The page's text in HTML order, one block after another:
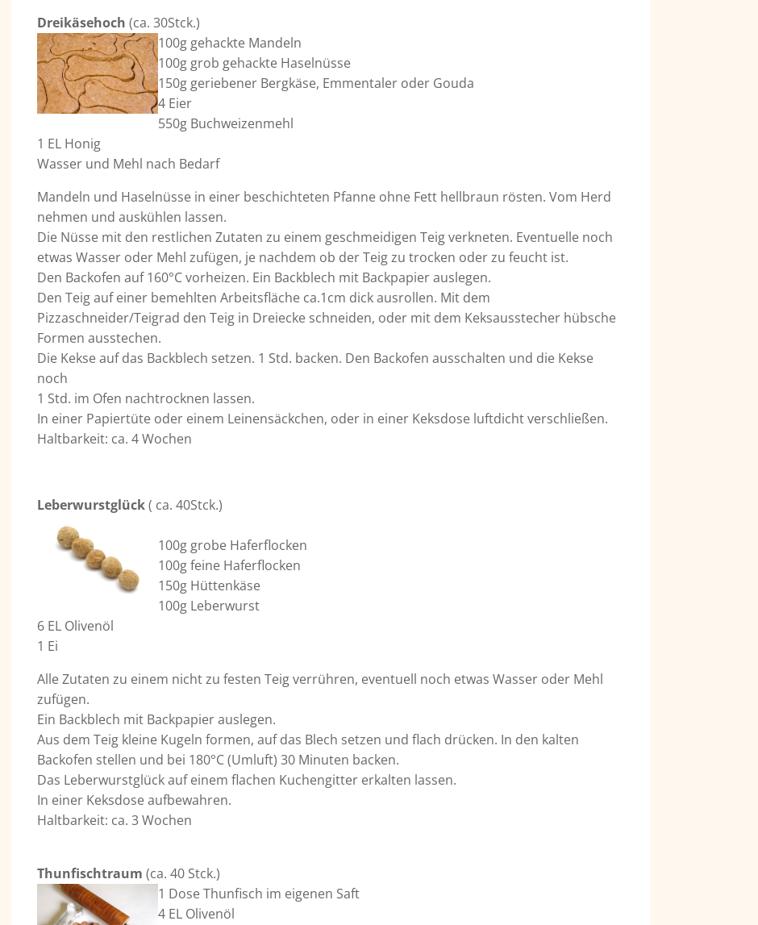
Dreikäsehoch (ca. 30Stck.)
100g gehackte Mandeln
100g grob gehackte Haselnüsse
150g geriebener Bergkäse, Emmentaler oder Gouda
4 Eier
550g Buchweizenmehl
1 EL Honig
Wasser und Mehl nach Bedarf
Mandeln und Haselnüsse in einer beschichteten Pfanne ohne Fett hellbraun rösten. Vom Herd
nehmen und auskühlen lassen.
Die Nüsse mit den restlichen Zutaten zu einem geschmeidigen Teig verkneten. Eventuelle noch
etwas Wasser oder Mehl zufügen, je nachdem ob der Teig zu trocken oder zu feucht ist.
Den Backofen auf 160°C vorheizen. Ein Backblech mit Backpapier auslegen.
Den Teig auf einer bemehlten Arbeitsfläche ca.1cm dick ausrollen. Mit dem
Pizzaschneider/Teigrad den Teig in Dreiecke schneiden, oder mit dem Keksausstecher hübsche
Formen ausstechen.
Die Kekse auf das Backblech setzen. 1 Std. backen. Den Backofen ausschalten und die Kekse
noch
1 Std. im Ofen nachtrocknen lassen.
In einer Papiertüte oder einem Leinensäckchen, oder in einer Keksdose luftdicht verschließen.
Haltbarkeit: ca. 4 Wochen
Leberwurstglück( ca. 40Stck.)
100g grobe Haferflocken
100g feine Haferflocken
150g Hüttenkäse
100g Leberwurst
6 EL Olivenöl
1 Ei
Alle Zutaten zu einem nicht zu festen Teig verrühren, eventuell noch etwas Wasser oder Mehl
zufügen.
Ein Backblech mit Backpapier auslegen.
Aus dem Teig kleine Kugeln formen, auf das Blech setzen und flach drücken. In den kalten
Backofen stellen und bei 180°C (Umluft) 30 Minuten backen.
Das Leberwurstglück auf einem flachen Kuchengitter erkalten lassen.
In einer Keksdose aufbewahren.
Haltbarkeit: ca. 3 Wochen
Thunfischtraum (ca. 40 Stck.)
1 Dose Thunfisch im eigenen Saft
4 EL Olivenöl